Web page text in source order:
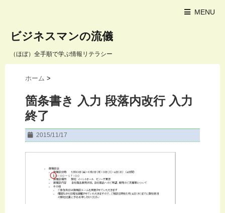
MENU
ビジネスマンの流儀
（ほぼ）全手順で学ぶ情報リテラシー
ホーム >
箇条書き 入力 段落内改行 入力
終了
2015/11/17